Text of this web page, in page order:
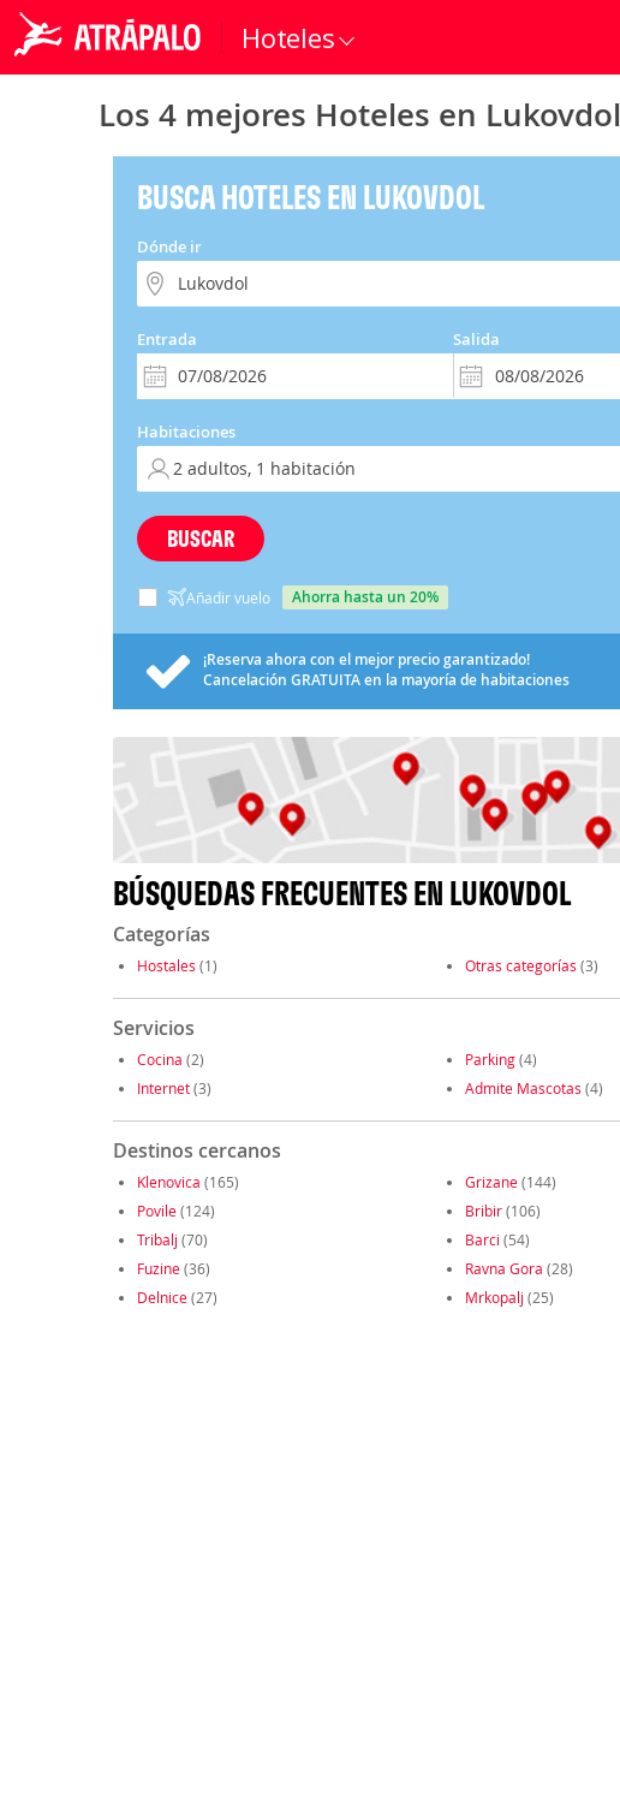
Hoteles
Los 4 mejores Hoteles en Lukovdol
BUSCA HOTELES EN LUKOVDOL
Dónde ir
Entrada Salida
Habitaciones
BUSCAR
Añadir vuelo ahorra hasta un 20%
¡Reserva ahora con el mejor precio garantizado!
Cancelación GRATUITAen la mayoría de habitaciones
BÚSQUEDAS FRECUENTES EN LUKOVDOL
Categorías
Hostales (1) Otras categorías (3)
Servicios
Cocina (2) Parking(4)
Internet(3) Admite Mascotas (4)
Destinos cercanos
Klenovica (165) Grizane(144)
Povile(124) Bribir(106)
Tribalj (70) Barci (54)
Fuzine(36) Ravna Gora (28)
Delnice(27) Mrkopalj (25)